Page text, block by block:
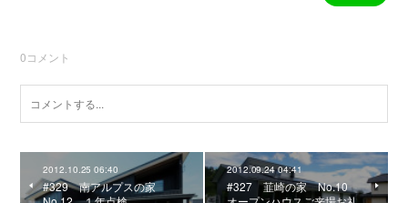
0コメント
2012.10.25 06:40
#329 南アルプスの家
2012.09.24 04:41
#327 韮崎の家 No.10